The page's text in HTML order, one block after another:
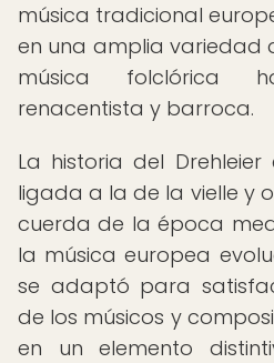
música tradicional
en una amplia variedad
música folclórica
renacentista y barroca.
La historia del
ligada a la de la vielle y
cuerda de la época
la música europea
se adaptó para
de los músicos y
en un elemento